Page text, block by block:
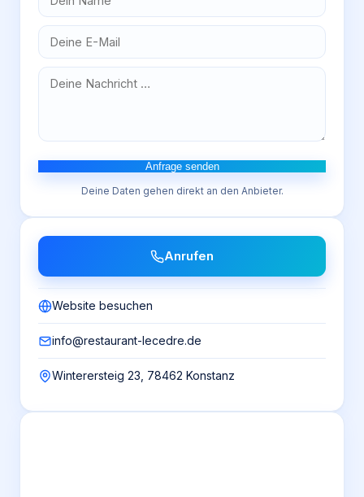
Anfrage senden
Deine Daten gehen direkt an den Anbieter.
Anrufen
Website besuchen
info@restaurant-lecedre.de
Winterersteig 23, 78462 Konstanz